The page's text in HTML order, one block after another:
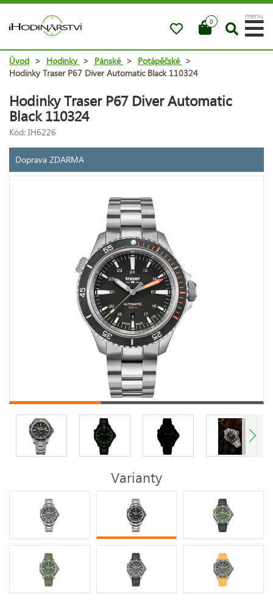
0
menu
Úvod > Hodinky > Pánské > Potápěčské >
Hodinky Traser P67 Diver Automatic Black 110324
Hodinky Traser P67 Diver Automatic
Black 110324
Kód: IH6226
Doprava ZDARMA
Varianty